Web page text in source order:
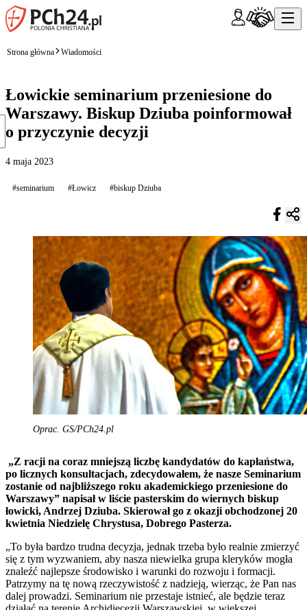
Strona główna Wiadomości
Łowickie seminarium przeniesione do
Warszawy. Biskup Dziuba poinformował
o przyczynie decyzji
4 maja 2023
#seminarium #Łowicz #biskup Dziuba
Oprac. GS/PCh24.pl
„Z racji na coraz mniejszą liczbę kandydatów do kapłaństwa,
po licznych konsultacjach, zdecydowałem, że nasze Seminarium
zostanie od najbliższego roku akademickiego przeniesione do
Warszawy” napisał w liście pasterskim do wiernych biskup
łowicki, Andrzej Dziuba. Skierował go z okazji obchodzonej 20
kwietnia Niedzielę Chrystusa, Dobrego Pasterza.
„To była bardzo trudna decyzja, jednak trzeba było realnie zmierzyć
się z tym wyzwaniem, aby nasza niewielka grupa kleryków mogła
znaleźć najlepsze środowisko i warunki do rozwoju i formacji.
Patrzymy na tę nową rzeczywistość z nadzieją, wierząc, że Pan nas
dalej prowadzi. Seminarium nie przestaje istnieć, ale będzie teraz